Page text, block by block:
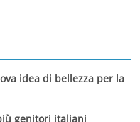
idea di bellezza per la
genitori italiani